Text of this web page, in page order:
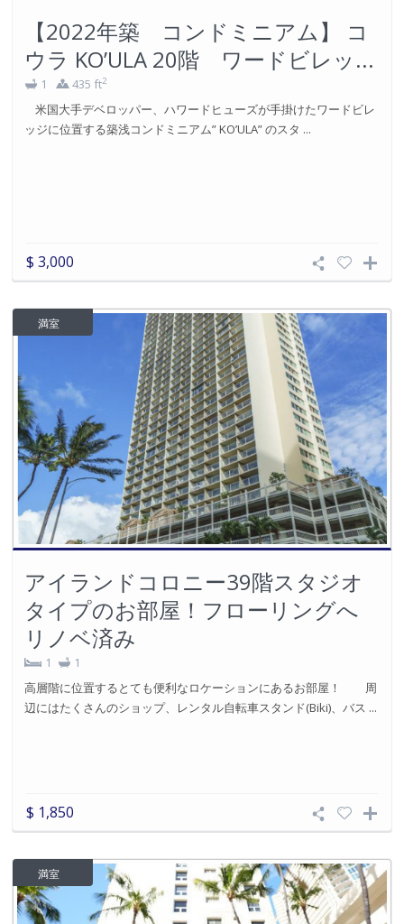
【2022年築 コンドミニアム】 コ
ウラ KO’ULA 20階 ワードビレッ...
1 435 ft2
米国大手デベロッパー、ハワードヒューズが手掛けたワードビレ
ッジに位置する築浅コンドミニアム” KO’ULA” のスタ ...
$ 3,000
満室
アイランドコロニー39階スタジオ
タイプのお部屋！フローリングへ
リノベ済み
1
1
高層階に位置するとても便利なロケーションにあるお部屋！ 周
辺にはたくさんのショップ、レンタル自転車スタンド(Biki)、バス ...
$ 1,850
満室